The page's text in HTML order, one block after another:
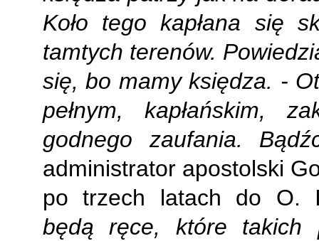
Koło tego kapłana się
tamtych terenów.
się, bo mamy księdza. -
pełnym, kapłańskim,
godnego zaufania.
administrator apostolski
po trzech latach do O.
będą ręce, które takich